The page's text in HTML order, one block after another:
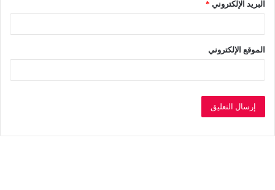
البريد الإلكتروني *
الموقع الإلكتروني